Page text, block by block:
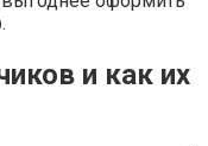
и как их